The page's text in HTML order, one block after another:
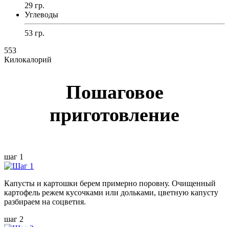
29 гр.
Углеводы
53 гр.
553
Килокалорий
Пошаговое
приготовление
шаг 1
Капусты и картошки берем примерно поровну. Очищенный
картофель режем кусочками или дольками, цветную капусту
разбираем на соцветия.
шаг 2